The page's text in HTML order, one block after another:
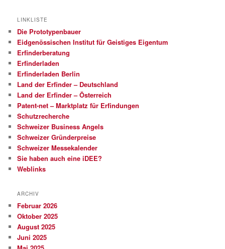
LINKLISTE
Die Prototypenbauer
Eidgenössischen Institut für Geistiges Eigentum
Erfinderberatung
Erfinderladen
Erfinderladen Berlin
Land der Erfinder – Deutschland
Land der Erfinder – Österreich
Patent-net – Marktplatz für Erfindungen
Schutzrecherche
Schweizer Business Angels
Schweizer Gründerpreise
Schweizer Messekalender
Sie haben auch eine iDEE?
Weblinks
ARCHIV
Februar 2026
Oktober 2025
August 2025
Juni 2025